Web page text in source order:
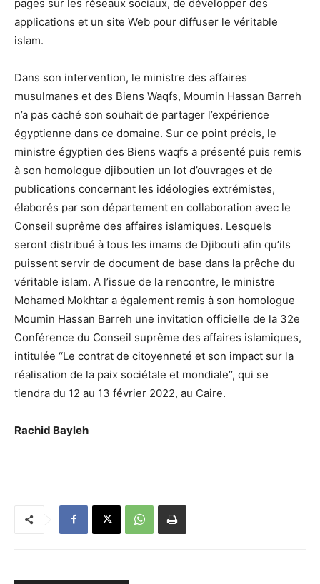
pages sur les réseaux sociaux, de développer des
applications et un site Web pour diffuser le véritable
islam.
Dans son intervention, le ministre des affaires
musulmanes et des Biens Waqfs, Moumin Hassan Barreh
n’a pas caché son souhait de partager l’expérience
égyptienne dans ce domaine. Sur ce point précis, le
ministre égyptien des Biens waqfs a présenté puis remis
à son homologue djiboutien un lot d’ouvrages et de
publications concernant les idéologies extrémistes,
élaborés par son département en collaboration avec le
Conseil suprême des affaires islamiques. Lesquels
seront distribué à tous les imams de Djibouti afin qu’ils
puissent servir de document de base dans la prêche du
véritable islam. A l’issue de la rencontre, le ministre
Mohamed Mokhtar a également remis à son homologue
Moumin Hassan Barreh une invitation officielle de la 32e
Conférence du Conseil suprême des affaires islamiques,
intitulée ‘‘Le contrat de citoyenneté et son impact sur la
réalisation de la paix sociétale et mondiale’’, qui se
tiendra du 12 au 13 février 2022, au Caire.
Rachid Bayleh